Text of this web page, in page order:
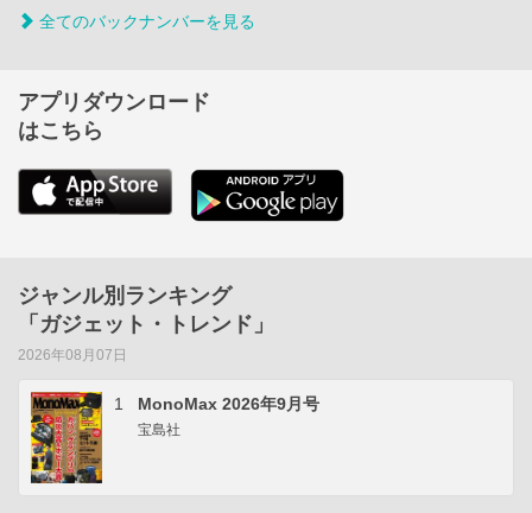
全てのバックナンバーを見る
アプリダウンロード
はこちら
ジャンル別ランキング
「ガジェット・トレンド」
2026年08月07日
1 MonoMax 2026年9月号
宝島社